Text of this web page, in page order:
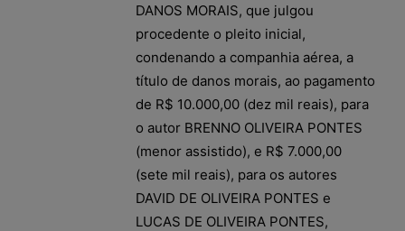
DANOS MORAIS, que julgou
procedente o pleito inicial,
condenando a companhia aérea, a
título de danos morais, ao pagamento
de R$ 10.000,00 (dez mil reais), para
o autor BRENNO OLIVEIRA PONTES
(menor assistido), e R$ 7.000,00
(sete mil reais), para os autores
DAVID DE OLIVEIRA PONTES e
LUCAS DE OLIVEIRA PONTES,